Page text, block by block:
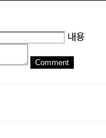
내용
Comment